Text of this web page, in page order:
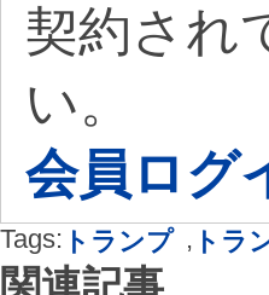
契約され
い。
会員ログ
Tags: トランプ , トラ
関連記事